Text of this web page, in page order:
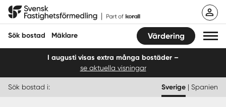
Hoppa
Svensk Fastighetsförmedling
Sök bostad Mäklare Värdering
I augusti visas extra många bostäder –
se aktuella visningar
Sök bostad i: Sverige | Spanien